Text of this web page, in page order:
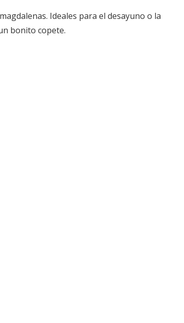
Ideales para el desayuno o la
bonito copete.